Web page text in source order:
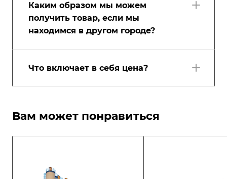
Каким образом мы можем
получить товар, если мы
находимся в другом городе?
Что включает в себя цена?
Вам может понравиться